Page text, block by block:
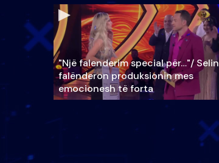
"Një falenderim special për…"/ Selin
falënderon produksionin mes
emocionesh të forta